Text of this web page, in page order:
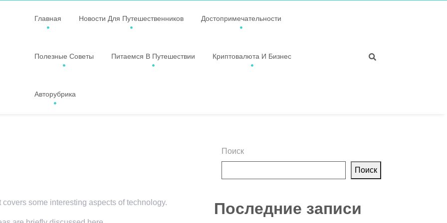
Главная Новости Для Путешественников Достопримечательности
Полезные Советы Питаемся В Путешествии Криптовалюта И Бизнес
Авторубрика
some interesting aspects of technology.
Поиск
Поиск
Последние записи